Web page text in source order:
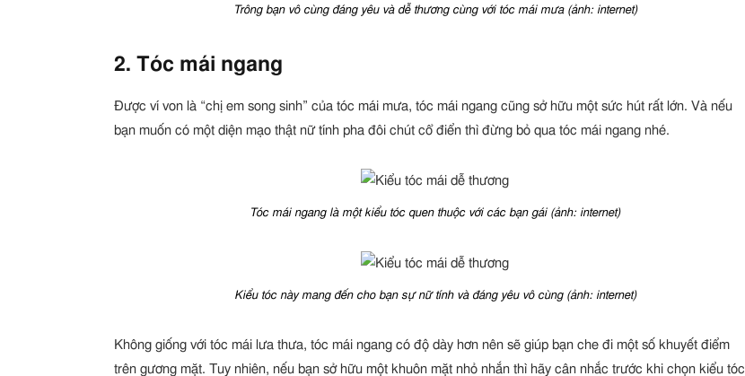
Trông bạn vô cùng đáng yêu và dễ thương cùng với tóc mái mưa (ảnh: internet)
2. Tóc mái ngang
Được ví von là “chị em song sinh” của tóc mái mưa, tóc mái ngang cũng sở hữu một sức hút rất lớn. Và nếu
bạn muốn có một diện mạo thật nữ tính pha đôi chút cổ điển thì đừng bỏ qua tóc mái ngang nhé.
Tóc mái ngang là một kiểu tóc quen thuộc với các bạn gái (ảnh: internet)
Kiểu tóc này mang đến cho bạn sự nữ tính và đáng yêu vô cùng (ảnh: internet)
Không giống với tóc mái lưa thưa, tóc mái ngang có độ dày hơn nên sẽ giúp bạn che đi một số khuyết điểm
trên gương mặt. Tuy nhiên, nếu bạn sở hữu một khuôn mặt nhỏ nhắn thì hãy cân nhắc trước khi chọn kiểu tóc